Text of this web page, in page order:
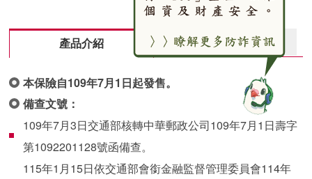
產品介紹 詳細資訊
本保險自109年7月1日起發售。
備查文號：
109年7月3日交通部核轉中華郵政公司109年7月1日壽字
第1092201128號函備查。
115年1月15日依交通部會銜金融監督管理委員會114年